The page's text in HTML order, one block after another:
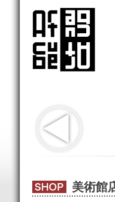
美術館